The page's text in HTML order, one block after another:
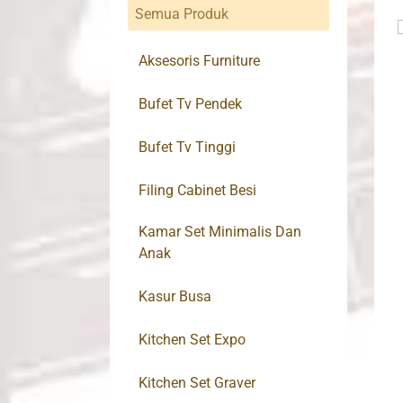
Semua Produk
Aksesoris Furniture
Bufet Tv Pendek
Bufet Tv Tinggi
Filing Cabinet Besi
Kamar Set Minimalis Dan
Anak
Kasur Busa
Kitchen Set Expo
Kitchen Set Graver